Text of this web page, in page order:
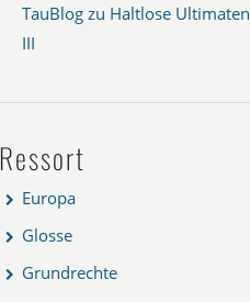
TauBlog zu Haltlose Ultimaten
III
Ressort
Europa
Glosse
Grundrechte